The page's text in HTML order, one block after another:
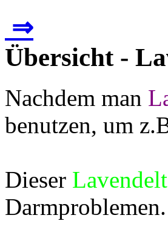
⇒
Übersicht -
Nachdem man
benutzen, um
Dieser
Darmproblemen.